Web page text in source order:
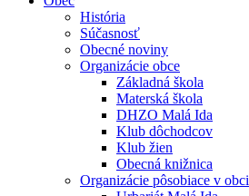
História
Súčasnosť
Obecné noviny
Organizácie obce
Základná škola
Materská škola
DHZO Malá Ida
Klub dôchodcov
Klub žien
Obecná knižnica
Organizácie pôsobiace v obci